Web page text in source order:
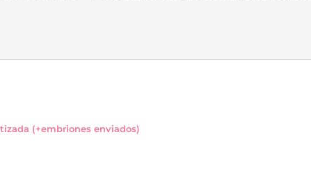
(+embriones enviados)